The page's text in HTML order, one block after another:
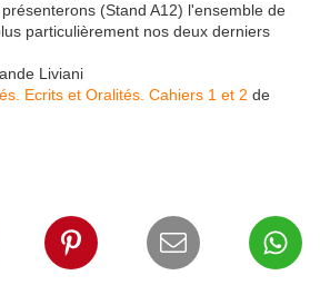
(Stand A12) l'ensemble de
particulièrement nos deux derniers
Liviani
Ecrits et Oralités. Cahiers 1 et 2 de